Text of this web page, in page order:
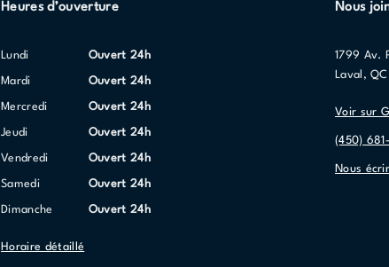
Heures d’ouverture
lundi Ouvert 24h
mardi Ouvert 24h
mercredi Ouvert 24h
jeudi Ouvert 24h
vendredi Ouvert 24h
samedi Ouvert 24h
dimanche Ouvert 24h
Horaire détaillé
Nous
1799 Av.
Laval,
Voir sur
(450) 681-
Nous